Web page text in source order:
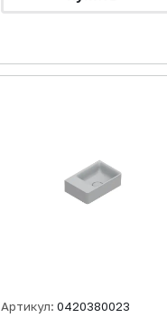
Артикул: 0420380023